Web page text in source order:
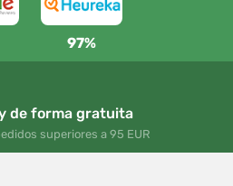
97%
de forma gratuita
superiores a 95 EUR
gratuitos